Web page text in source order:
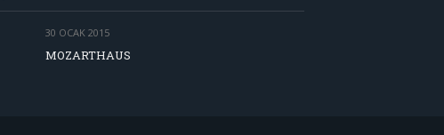
30 OCAK 2015
MOZARTHAUS